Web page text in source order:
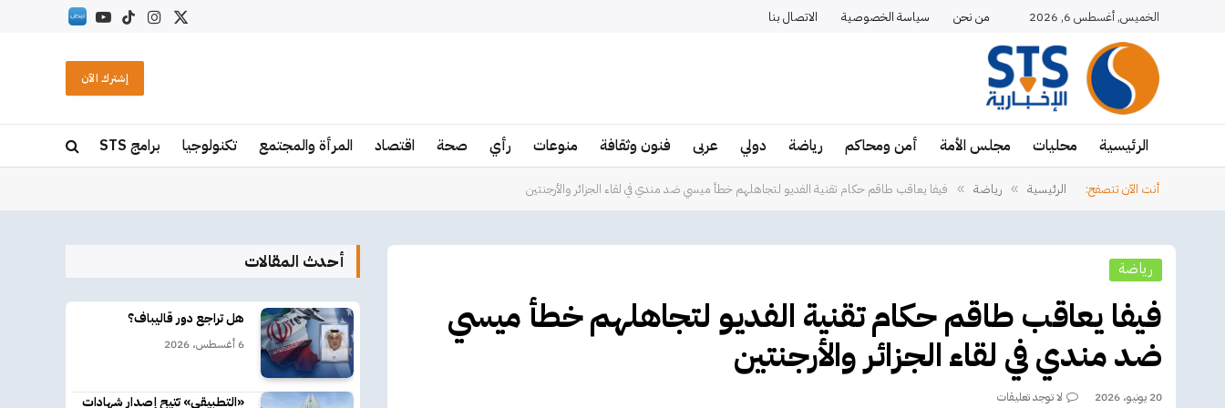
الخميس, أغسطس 6, 2026 من نحن سياسة الخصوصية الاتصال بنا
X
الانستغرام
تيكتوكيوتيوب
RSS
إشترك الآن
الرئيسية محليات مجلس الأمة أمن ومحاكم رياضة دولي عربى فنون وثقافة منوعات رأي صحة اقتصاد المرأة والمجتمع تكنولوجيا برامج STS
أنت الآن تتصفح: الرئيسية » رياضة » فيفا يعاقب طاقم حكام تقنية الفديو لتجاهلهم خطأ ميسي ضد مندي في لقاء الجزائر والأرجنتين
رياضة
فيفا يعاقب طاقم حكام تقنية الفديو لتجاهلهم خطأ ميسي
ضد مندي في لقاء الجزائر والأرجنتين
20 يونيو، 2026 لا توجد تعليقات
أحدث المقالات
هل تراجع دور قاليباف؟
6 أغسطس، 2026
«التطبيقي» تتيح إصدار شهادات